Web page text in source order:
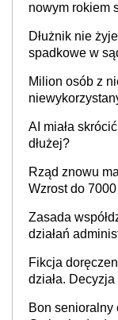
nowym rokiem
Dłużnik nie
spadkowe w
Milion osób z
refundacji, ale
świadomości
AI miała
dłużej?
Rząd znowu
Wzrost do
Zasada
działań
Fikcja
działa.
Bon senioralny